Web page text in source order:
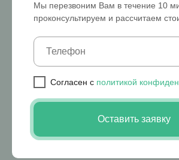
Мы перезвоним Вам в течение 10
проконсультируем и рассчитаем
Cогласен с политикой
Оставить заявку